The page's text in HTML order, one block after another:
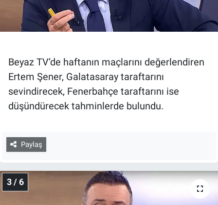
Beyaz TV’de haftanın maçlarını değerlendiren
Ertem Şener, Galatasaray taraftarını
sevindirecek, Fenerbahçe taraftarını ise
düşündürecek tahminlerde bulundu.
Paylaş
3 / 6